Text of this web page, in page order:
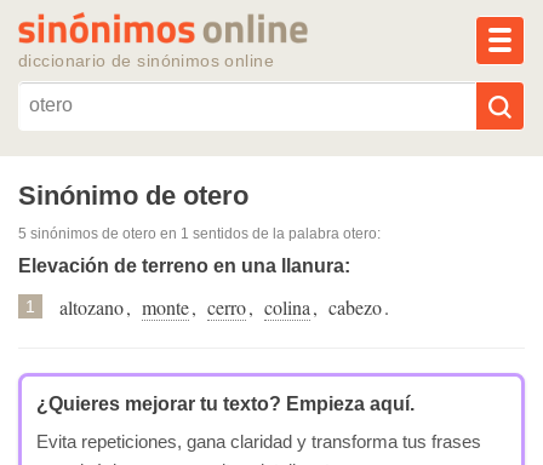
diccionario de sinónimos online
Reescribir texto con IA
Sinónimos populares
Temas populares
Temas recientes
Sinónimo de otero
5 sinónimos de otero en 1 sentidos de la palabra otero:
Elevación de terreno en una llanura:
1 altozano, monte, cerro, colina, cabezo.
¿Quieres mejorar tu texto? Empieza aquí.
Evita repeticiones, gana claridad y transforma tus frases